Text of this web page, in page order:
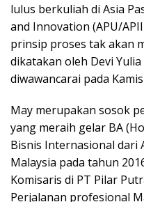
lulus berkuliah di Asia
and Innovation (APU/
prinsip proses tak akan
dikatakan oleh Devi
diwawancarai pada
May merupakan sosok
yang meraih gelar BA
Bisnis Internasional dari
Malaysia pada tahun
Komisaris di PT Pilar
Perjalanan profesional